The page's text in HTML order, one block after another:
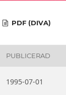
PDF (DIVA)
PUBLICERAD
1995-07-01